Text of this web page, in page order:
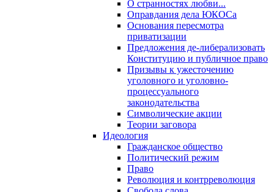
О странностях любви...
Оправдания дела ЮКОСа
Основания пересмотра
приватизации
Предложения де-либерализовать
Конституцию и публичное право
Призывы к ужесточению
уголовного и уголовно-
процессуального
законодательства
Символические акции
Теории заговора
Идеология
Гражданское общество
Политический режим
Право
Революция и контрреволюция